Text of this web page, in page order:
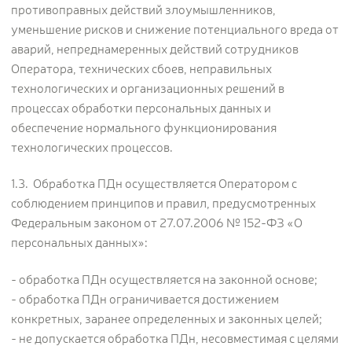
противоправных действий злоумышленников,
уменьшение рисков и снижение потенциального вреда от
аварий, непреднамеренных действий сотрудников
Оператора, технических сбоев, неправильных
технологических и организационных решений в
процессах обработки персональных данных и
обеспечение нормального функционирования
технологических процессов.
1.3. Обработка ПДн осуществляется Оператором с
соблюдением принципов и правил, предусмотренных
Федеральным законом от 27.07.2006 № 152-ФЗ «О
персональных данных»:
- обработка ПДн осуществляется на законной основе;
- обработка ПДн ограничивается достижением
конкретных, заранее определенных и законных целей;
- не допускается обработка ПДн, несовместимая с целями